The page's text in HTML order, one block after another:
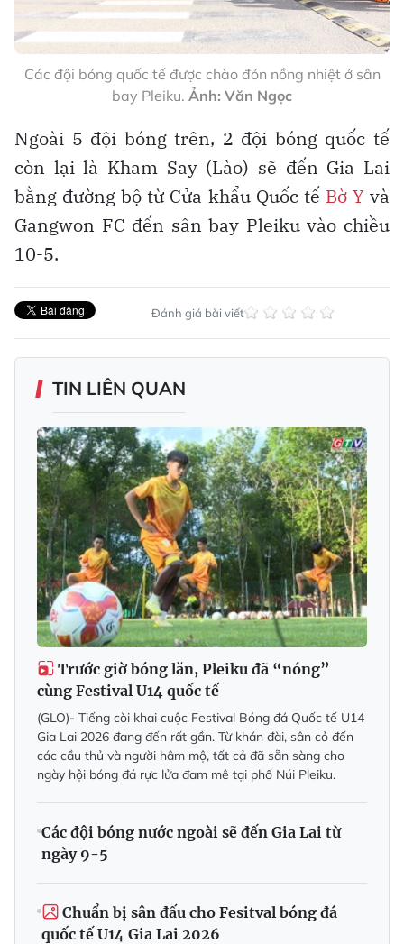
Các đội bóng quốc tế được chào đón nồng nhiệt ở sân
bay Pleiku. Ảnh: Văn Ngọc
Ngoài 5 đội bóng trên, 2 đội bóng quốc tế
còn lại là Kham Say (Lào) sẽ đến Gia Lai
bằng đường bộ từ Cửa khẩu Quốc tế Bờ Yvà
Gangwon FC đến sân bay Pleiku vào chiều
10-5.
Đánh giá bài viết
TIN LIÊN QUAN
Trước giờ bóng lăn, Pleiku đã “nóng”
cùng Festival U14 quốc tế
(GLO)- Tiếng còi khai cuộc Festival Bóng đá Quốc tế U14
Gia Lai 2026 đang đến rất gần. Từ khán đài, sân cỏ đến
các cầu thủ và người hâm mộ, tất cả đã sẵn sàng cho
ngày hội bóng đá rực lửa đam mê tại phố Núi Pleiku.
Các đội bóng nước ngoài sẽ đến Gia Lai từ
ngày 9-5
Chuẩn bị sân đấu cho Fesitval bóng đá
quốc tế U14 Gia Lai 2026